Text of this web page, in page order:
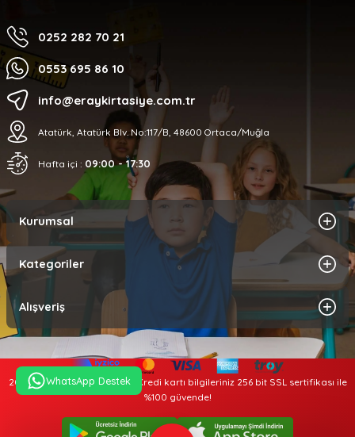
0252 282 70 21
0553 695 86 10
info@eraykirtasiye.com.tr
Atatürk, Atatürk Blv. No:117/B, 48600 Ortaca/Muğla
Hafta içi : 09:00 - 17:30
Kurumsal
Kategoriler
Alışveriş
2025 © Tüm hakları saklıdır. Kredi kartı bilgileriniz 256 bit SSL sertifikası ile
%100 güvende!
WhatsApp Destek